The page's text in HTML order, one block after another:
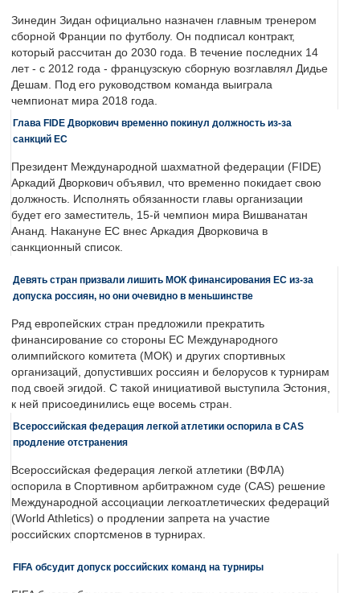
Зинедин Зидан официально назначен главным тренером
сборной Франции по футболу. Он подписал контракт,
который рассчитан до 2030 года. В течение последних 14
лет - с 2012 года - французскую сборную возглавлял Дидье
Дешам. Под его руководством команда выиграла
чемпионат мира 2018 года.
Глава FIDE Дворкович временно покинул должность из-за
санкций ЕС
Президент Международной шахматной федерации (FIDE)
Аркадий Дворкович объявил, что временно покидает свою
должность. Исполнять обязанности главы организации
будет его заместитель, 15-й чемпион мира Вишванатан
Ананд. Накануне ЕС внес Аркадия Дворковича в
санкционный список.
Девять стран призвали лишить МОК финансирования ЕС из-за
допуска россиян, но они очевидно в меньшинстве
Ряд европейских стран предложили прекратить
финансирование со стороны ЕС Международного
олимпийского комитета (МОК) и других спортивных
организаций, допустивших россиян и белорусов к турнирам
под своей эгидой. С такой инициативой выступила Эстония,
к ней присоединились еще восемь стран.
Всероссийская федерация легкой атлетики оспорила в CAS
продление отстранения
Всероссийская федерация легкой атлетики (ВФЛА)
оспорила в Спортивном арбитражном суде (CAS) решение
Международной ассоциации легкоатлетических федераций
(World Athletics) о продлении запрета на участие
российских спортсменов в турнирах.
FIFA обсудит допуск российских команд на турниры